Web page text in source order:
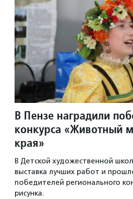
В Пензе наградили
конкурса «Животный
края»
В Детской художественной
выставка лучших работ и
победителей регионального
рисунка.